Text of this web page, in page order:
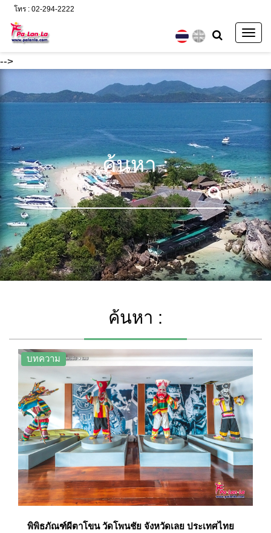
-->
โทร : 02-294-2222
ค้นหา :
ค้นหา :
บทความ
พิพิธภัณฑ์ผีตาโขน วัดโพนชัย จังหวัดเลย ประเทศไทย